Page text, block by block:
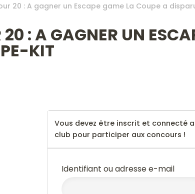
20 : A gagner un Escape game La Coupe a
: A GAGNER UN
KIT
Vous devez être inscrit et connecté
club pour participer aux concours !
Identifiant ou adresse e-mail